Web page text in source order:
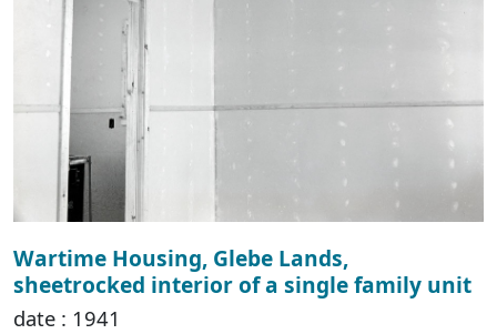
Wartime Housing, Glebe Lands,
sheetrocked interior of a single family unit
date : 1941